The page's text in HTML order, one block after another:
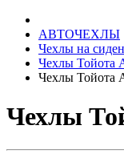
АВТОЧЕХЛЫ
Чехлы на
Чехлы Тойота
Чехлы Тойота
Чехлы